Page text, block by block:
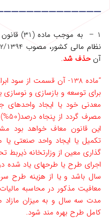
1 – به
آن حذف شد.
“ماده 138- آن قسمت از
برای توسعه و بازسازی و
معدنی خود یا ایجاد
این قانون معاف خواهد بود
تکمیل یا ایجاد واحد صنعتی
گذاری معین از وزارتخانه
اجرای طرح یا طرح­های یاد شده
سال باشد و یا از هزینه طرح
معافیت مذکور در محاسبه
مدت سه سال و به میزان مازاد
کامل طرح بهره مند شود.